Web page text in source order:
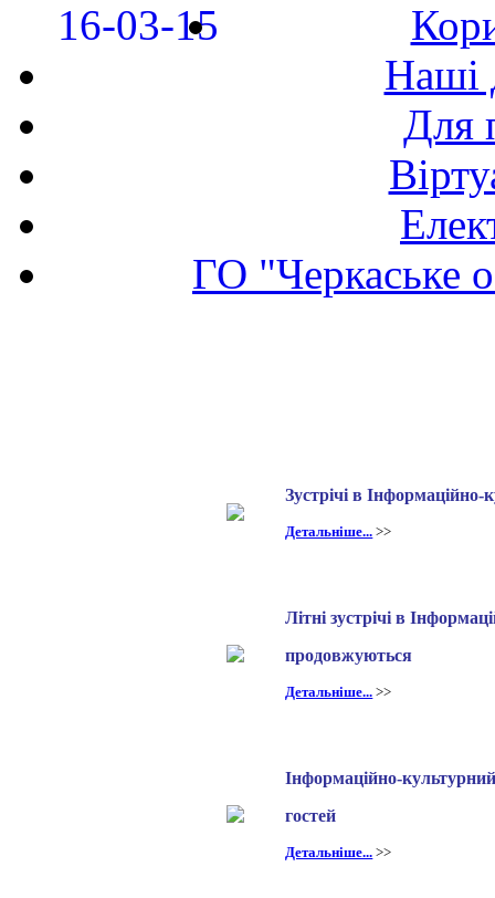
Наші
Для
ГО "Черкаське
Зустрічі в
Детальніше... >>
Літні зустрічі в
продовжуються
Детальніше... >>
Інформаційно-
гостей
Детальніше... >>